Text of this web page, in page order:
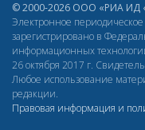
© 2000-2026 ООО «РИА ИД
Электронное
зарегистрировано в
информационных
26 октября 2017 г.
Любое использование
редакции.
Правовая информация и